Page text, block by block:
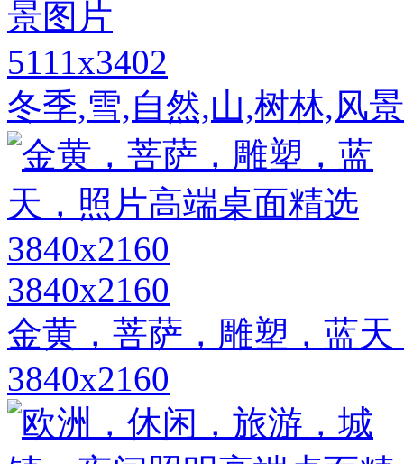
5111x3402
冬季,雪,自然,山,树林,风
3840x2160
金黄，菩萨，雕塑，蓝
3840x2160